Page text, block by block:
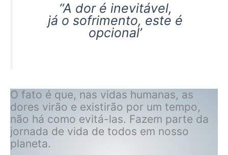
“A dor é inevitável,
já o sofrimento, este é
opcional’
O fato é que, nas vidas humanas, as
dores virão e existirão por um tempo,
não há como evitá-las. Fazem parte da
jornada de vida de todos em nosso
planeta.